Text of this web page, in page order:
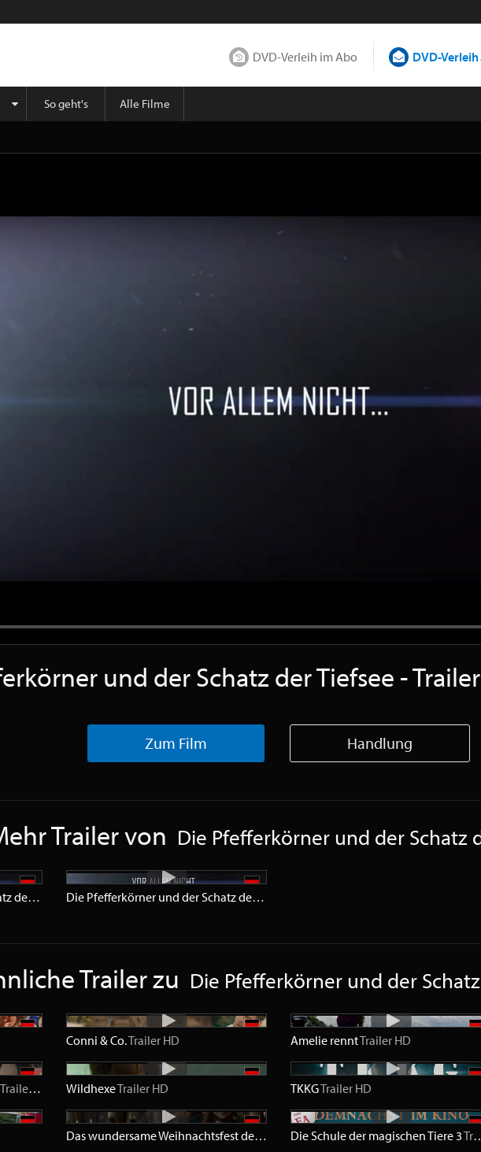
DVD-Verleih im Abo DVD-Verleih
So geht's Alle Filme
und der Schatz der Tiefsee -
Zum Film Handlung
Trailer von Die Pfefferkörner und der Schatz
Die Pfefferkörner und der Schatz der Tiefsee TrailerHD Die Pfefferkörner und der Schatz der Tiefsee
Trailer zu Die Pfefferkörner und der
Conni & Co.Trailer HD Amelie renntTrailer HD
Trailer HD WildhexeTrailer HD TKKGTrailer HD
Das wundersame Weihnachtsfest des Karl-Bertil Jonsson Trailer HD
Die Schule der magischen Tiere 3Trailer